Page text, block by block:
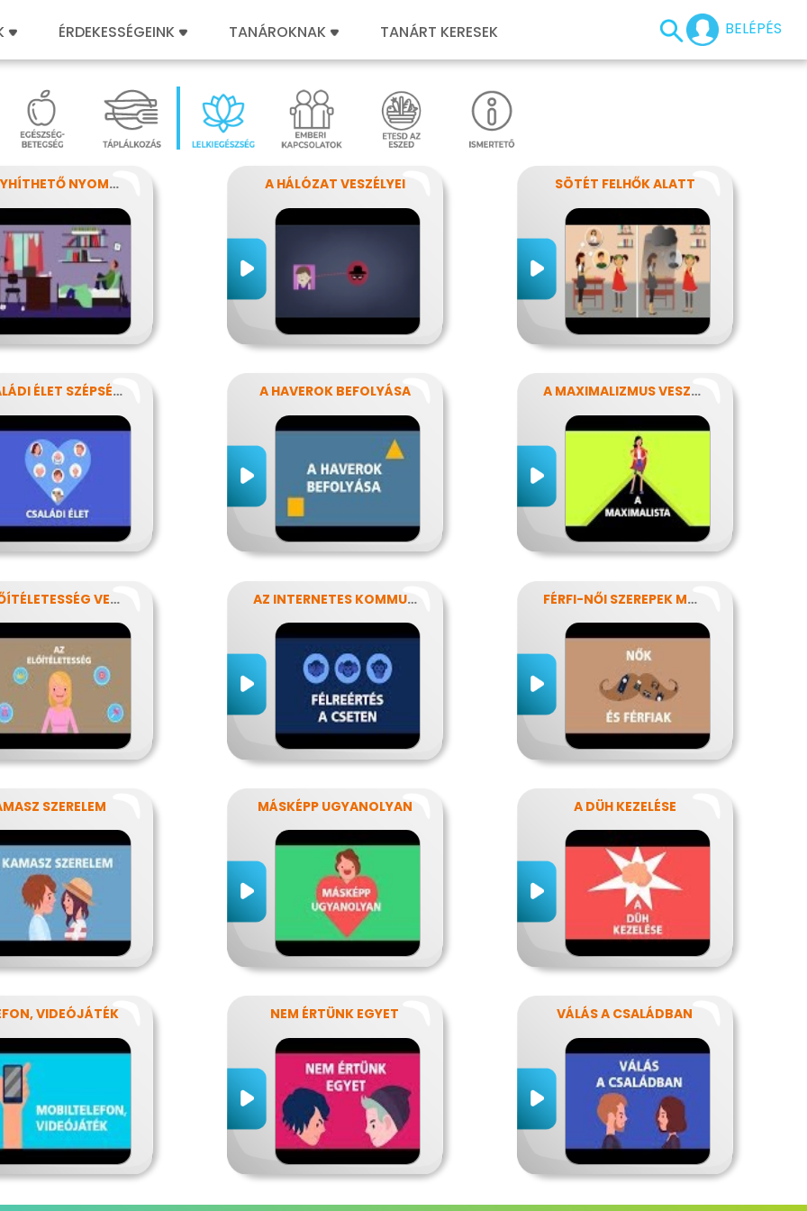
BELÉPÉS
ÉRDEKESSÉGEINK TANÁROKNAK TANÁRT KERESEK
AZ ENYHÍTHETŐ NYOMÁS - STRESSZ A HÁLÓZAT VESZÉLYEI SÖTÉT FELHŐK ALATT
A CSALÁDI ÉLET SZÉPSÉGEI ÉS NEHÉZSÉGEI A HAVEROK BEFOLYÁSA A MAXIMALIZMUS VESZÉLYEI
AZ ELŐÍTÉLETESSÉG VESZÉLYEI AZ INTERNETES KOMMUNIKÁCIÓ NÉHÁNY SAJÁTOSSÁGA FÉRFI-NŐI SZEREPEK MODERN SZEMMEL
SZERELEM MÁSKÉPP UGYANOLYAN A DÜH KEZELÉSE
VIDEÓJÁTÉK NEM ÉRTÜNK EGYET VÁLÁS A CSALÁDBAN